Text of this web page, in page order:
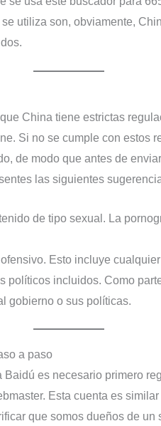
utiliza son, obviamente,
China tiene estrictas
Si no se cumple con estos
de modo que antes de
las siguientes
de tipo sexual. La
Esto incluye
políticos incluidos. Como
gobierno o sus políticas.
a paso
Baidú es necesario primero
Esta cuenta es
que somos dueños de un